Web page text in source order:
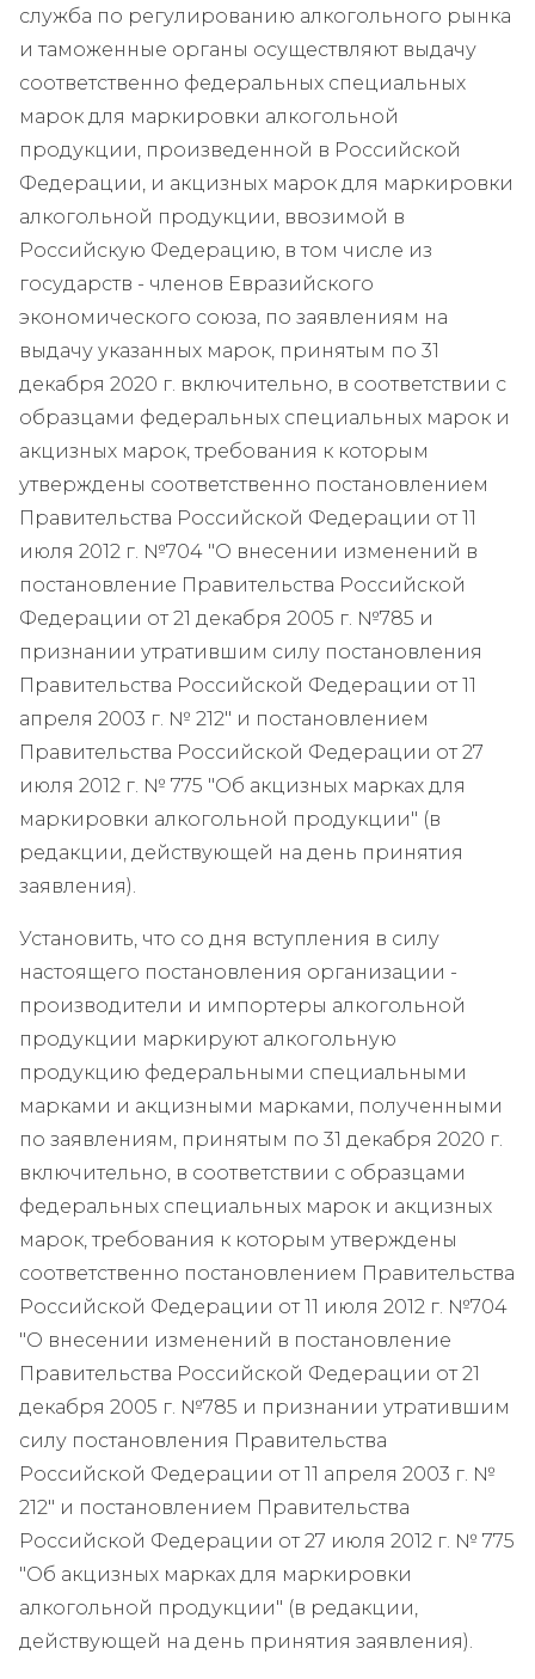
служба по регулированию алкогольного рынка
и таможенные органы осуществляют выдачу
соответственно федеральных специальных
марок для маркировки алкогольной
продукции, произведенной в Российской
Федерации, и акцизных марок для маркировки
алкогольной продукции, ввозимой в
Российскую Федерацию, в том числе из
государств - членов Евразийского
экономического союза, по заявлениям на
выдачу указанных марок, принятым по 31
декабря 2020 г. включительно, в соответствии с
образцами федеральных специальных марок и
акцизных марок, требования к которым
утверждены соответственно постановлением
Правительства Российской Федерации от 11
июля 2012 г. №704 "О внесении изменений в
постановление Правительства Российской
Федерации от 21 декабря 2005 г. №785 и
признании утратившим силу постановления
Правительства Российской Федерации от 11
апреля 2003 г. № 212" и постановлением
Правительства Российской Федерации от 27
июля 2012 г. № 775 "Об акцизных марках для
маркировки алкогольной продукции" (в
редакции, действующей на день принятия
заявления).
Установить, что со дня вступления в силу
настоящего постановления организации -
производители и импортеры алкогольной
продукции маркируют алкогольную
продукцию федеральными специальными
марками и акцизными марками, полученными
по заявлениям, принятым по 31 декабря 2020 г.
включительно, в соответствии с образцами
федеральных специальных марок и акцизных
марок, требования к которым утверждены
соответственно постановлением Правительства
Российской Федерации от 11 июля 2012 г. №704
"О внесении изменений в постановление
Правительства Российской Федерации от 21
декабря 2005 г. №785 и признании утратившим
силу постановления Правительства
Российской Федерации от 11 апреля 2003 г. №
212" и постановлением Правительства
Российской Федерации от 27 июля 2012 г. № 775
"Об акцизных марках для маркировки
алкогольной продукции" (в редакции,
действующей на день принятия заявления).